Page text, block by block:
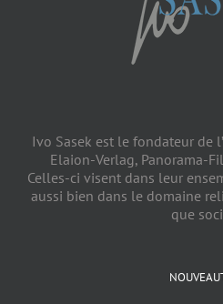
Ivo Sasek est le fondateur de
Elaion-Verlag, Panorama-
Celles-ci visent dans leur
aussi bien dans le domaine
que